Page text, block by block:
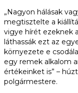
„Nagyon hálásak
megtisztelte a
vigye hírét ezeknek
láthassák ezt az
környezete e
egy remek alkalom
értékeinket is” –
polgármestere.